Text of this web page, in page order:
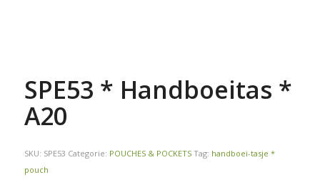
SPE53 * Handboeitas *
A20
SKU: SPE53 Categorie: POUCHES & POCKETS Tag: handboei-tasje *
pouch